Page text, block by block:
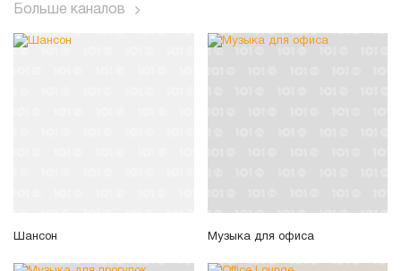
Больше каналов
Шансон Музыка для офиса